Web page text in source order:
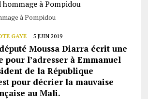
à Pompidou
GAYE 5 JUIN 2019
Moussa Diarra écrit une
pour l’adresser à Emmanuel
de la République
pour décrier la mauvaise
au Mali.